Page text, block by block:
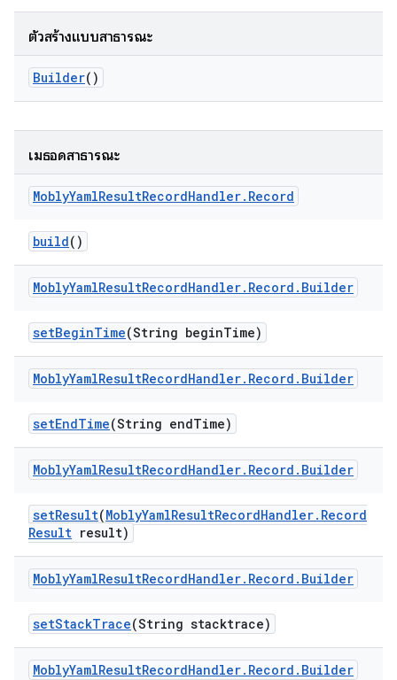
ตัวสร้างแบบสาธารณะ
Builder()
เมธอดสาธารณะ
MoblyYamlResultRecordHandler. Record
build()
MoblyYamlResultRecordHandler. Record . Builder
setBeginTime(String beginTime)
MoblyYamlResultRecordHandler. Record . Builder
setEndTime(String endTime)
MoblyYamlResultRecordHandler. Record . Builder
setResult(MoblyYamlResultRecordHandler. Record
Result result)
MoblyYamlResultRecordHandler. Record . Builder
setStackTrace(String stacktrace)
MoblyYamlResultRecordHandler. Record . Builder